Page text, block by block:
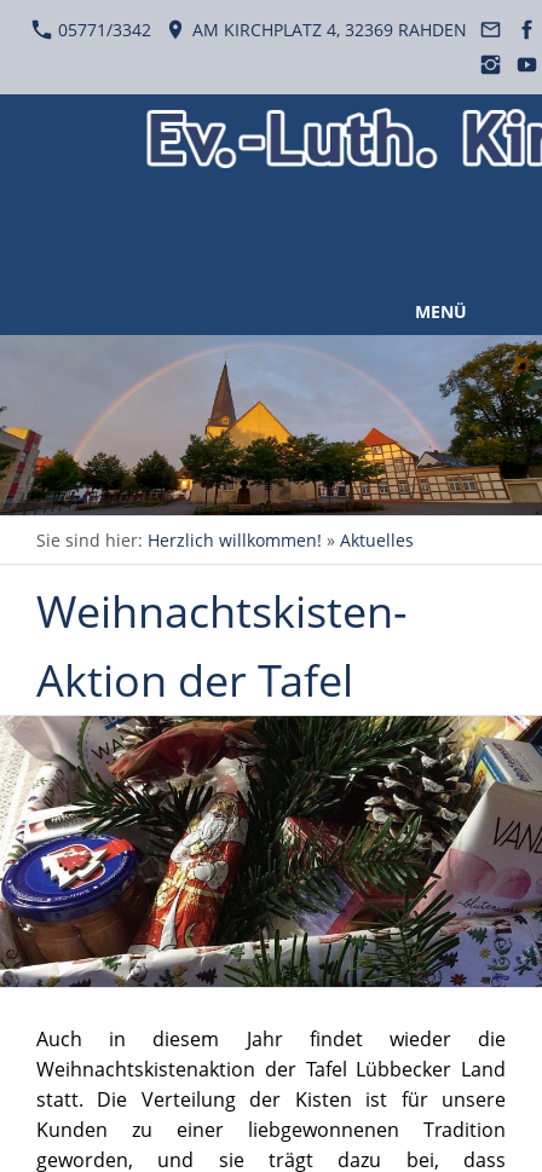
05771/3342 AM KIRCHPLATZ 4, 32369 RAHDEN
MENÜ
Sie sind hier: Herzlich willkommen! » Aktuelles
Weihnachtskisten-
Aktion der Tafel
Auch in diesem Jahr findet wieder die
Weihnachtskistenaktion der Tafel Lübbecker Land
statt. Die Verteilung der Kisten ist für unsere
Kunden zu einer liebgewonnenen Tradition
geworden, und sie trägt dazu bei, dass